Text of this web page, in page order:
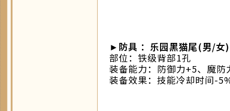
►防具 ：乐园黑猫尾(男/女)
部位：铁级背部1孔
装备能力：防御力+5、魔
装备效果：技能冷却时间-